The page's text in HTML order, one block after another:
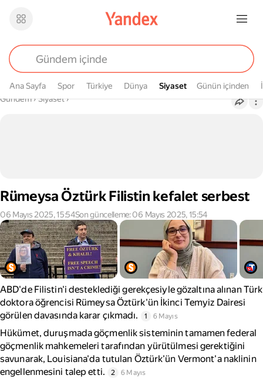
Ana Sayfa Spor Türkiye Dünya Siyaset
Siyaset Günün içinden
Buradasın
Gündem› Siyaset›
Rümeysa Öztürk Filistin kefalet serbest
06 Mayıs 2025, 15:54Son güncelleme: 06 Mayıs 2025, 15:54
ABD'de Filistin'i desteklediği gerekçesiyle gözaltına alınan Türk
doktora öğrencisi Rümeysa Öztürk'ün İkinci Temyiz Dairesi
görülen davasında karar çıkmadı.
1 6 Mayıs
Hükümet, duruşmada göçmenlik sisteminin tamamen federal
göçmenlik mahkemeleri tarafından yürütülmesi gerektiğini
savunarak, Louisiana'da tutulan Öztürk'ün Vermont'a naklinin
engellenmesini talep etti.
2 6 Mayıs